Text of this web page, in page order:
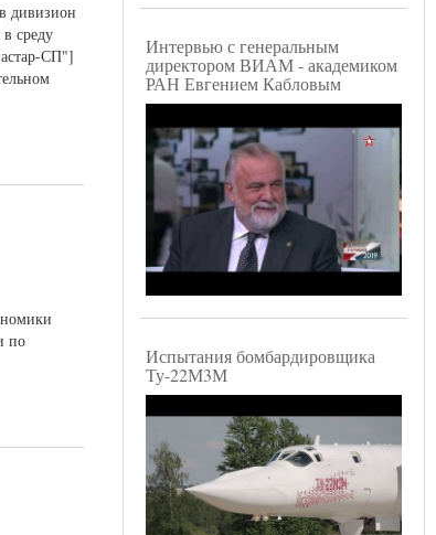
дивизион
среду
СП"]
по
Интервью с генеральным
директором ВИАМ - академиком
РАН Евгением Кабловым
Испытания бомбардировщика
Ту-22М3М